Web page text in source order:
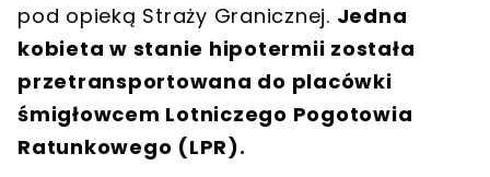
pod opieką Straży Granicznej. Jedna
kobieta w stanie hipotermii została
przetransportowana do placówki
śmigłowcem Lotniczego Pogotowia
Ratunkowego (LPR).